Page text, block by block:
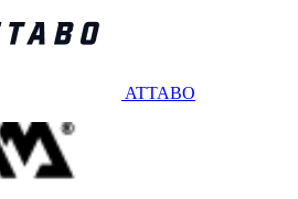
ATTABO